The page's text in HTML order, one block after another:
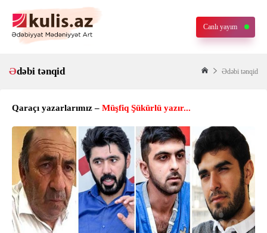
Canlı yayım
Ədəbi tənqid Ədəbi tənqid
Qaraçı yazarlarımız – Müşfiq Şükürlü yazır...